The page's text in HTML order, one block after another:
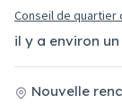
il y a environ un
Conseil de quartier
Nouvelle